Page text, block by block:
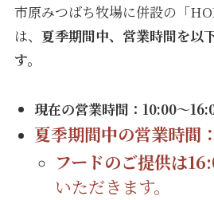
市原みつばち牧場に併設の「
は、 夏季期間中、営業時間を以
す。
現在の営業時間：10:00～
夏季期間中の営業時間
フードのご提供は
いただきます。